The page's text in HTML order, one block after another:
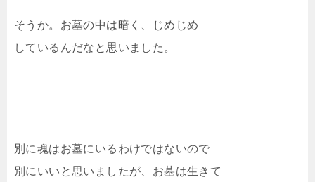
そうか。お墓の中は暗く、じめじめ
しているんだなと思いました。
別に魂はお墓にいるわけではないので
別にいいと思いましたが、お墓は生きて